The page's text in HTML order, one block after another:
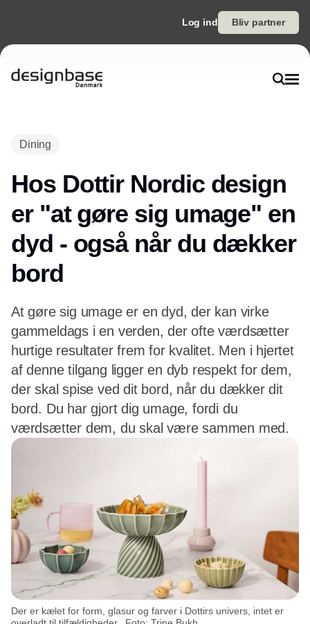
Log ind Bliv partner
Dining
Hos Dottir Nordic design
er "at gøre sig umage" en
dyd - også når du dækker
bord
At gøre sig umage er en dyd, der kan virke
gammeldags i en verden, der ofte værdsætter
hurtige resultater frem for kvalitet. Men i hjertet
af denne tilgang ligger en dyb respekt for dem,
der skal spise ved dit bord, når du dækker dit
bord. Du har gjort dig umage, fordi du
værdsætter dem, du skal være sammen med.
Der er kælet for form, glasur og farver i Dottirs univers, intet er